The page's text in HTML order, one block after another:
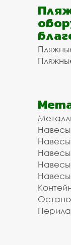
Навесы
Навесы
Перила